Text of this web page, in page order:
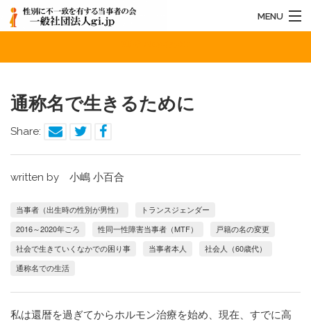
MENU
お知らせ
活動内容
通称名で生きるために
Share:
written by 小嶋 小百合
当事者（出生時の性別が男性）
トランスジェンダー
2016～2020年ごろ
性同一性障害当事者（MTF）
戸籍の名の変更
社会で生きていくなかでの困り事
当事者本人
社会人（60歳代）
通称名での生活
私は還暦を過ぎてからホルモン治療を始め、現在、すでに高